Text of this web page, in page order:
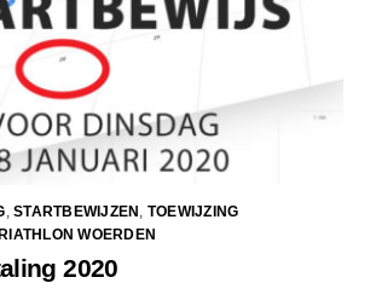
,STARTBEWIJZEN TOEWIJZING
WOERDEN
2020